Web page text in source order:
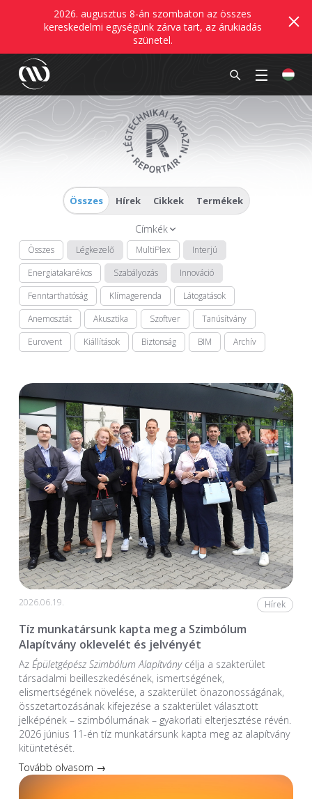
2026. augusztus 8-án szombaton az összes
kereskedelmi egységünk zárva tart, az árukiadás
szünetel.
Összes Hírek Cikkek Termékek
Címkék
Összes Légkezelő MultiPlex
Interjú
Energiatakarékos
Szabályozás
Innováció
Fenntarthatóság
Klímagerenda
Látogatások
Anemosztát
Akusztika Szoftver
Tanúsítvány
Eurovent
Kiállítások Biztonság BIM Archív
2026.06.19. Hírek
Tíz munkatársunk kapta meg a Szimbólum
Alapítvány oklevelét és jelvényét
Az Épületgépész Szimbólum Alapítványcélja a szakterület
társadalmi beilleszkedésének, ismertségének,
elismertségének növelése, a szakterület önazonosságának,
összetartozásának kifejezése a szakterület választott
jelképének – szimbólumának – gyakorlati elterjesztése révén.
2026 június 11-én tíz munkatársunk kapta meg az alapítvány
kitüntetését.
Tovább olvasom →